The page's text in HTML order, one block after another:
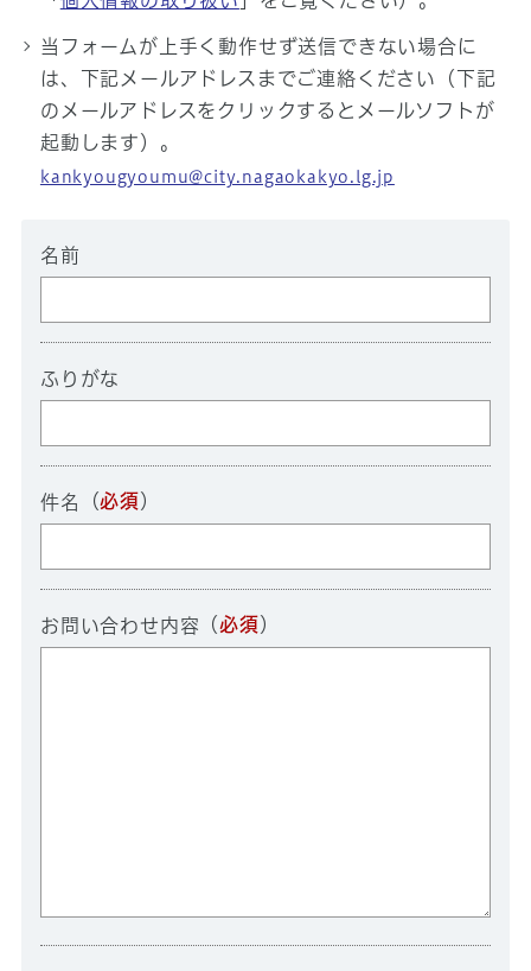
当フォームが上手く動作せず送信できない場合に
は、下記メールアドレスまでご連絡ください（下記
のメールアドレスをクリックするとメールソフトが
起動します）。
kankyougyoumu@city.nagaokakyo.lg.jp
名前
ふりがな
件名 （必須 ）
お問い合わせ内容 （必須 ）